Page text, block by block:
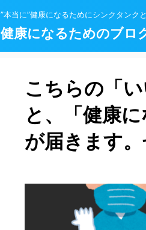
”本当に”健康になるためにシンクタンク
健康になるためのブロ
こちらの「
と、「健康
が届きます。